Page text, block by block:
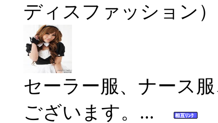
ディスファッション）
セーラー服、ナース
ございます。...